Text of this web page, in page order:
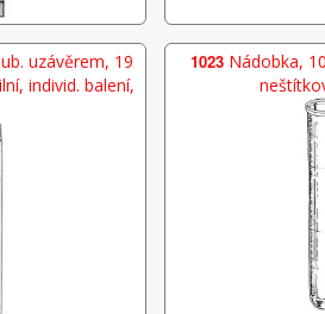
uzávěrem, 19
individ. balení,
1023 Nádobka,